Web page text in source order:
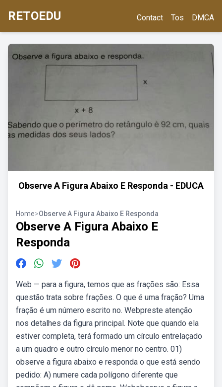
RETOEDU Contact Tos DMCA
Observe A Figura Abaixo E Responda - EDUCA
Home>Observe A Figura Abaixo E Responda
Observe A Figura Abaixo E
Responda
Web — para a figura, temos que as frações são: Essa
questão trata sobre frações. O que é uma fração? Uma
fração é um número escrito no. Webpreste atenção
nos detalhes da figura principal. Note que quando ela
estiver completa, terá formado um círculo entrelaçado
a um quadro e outro círculo menor no centro. 01)
observe a figura abaixo e responda o que está sendo
pedido: A) numere cada polígono diferente que